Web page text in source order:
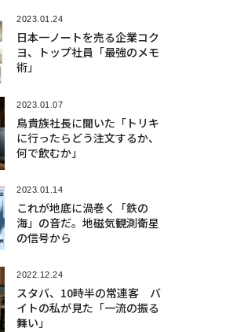
2023.01.24
日本一ノートを売る企業コク
ヨ、トップ社員「最強のメモ
術」
2023.01.07
鳥貴族社長に聞いた「トリキ
に行ったらどう注文するか、
何で飲むか」
2023.01.14
これが地底に渦巻く「鉄の
海」の音だ。地磁気観測衛星
の信号から
2022.12.24
スタバ、10時半の常連客 バ
イトの私が見た「一流の振る
舞い」